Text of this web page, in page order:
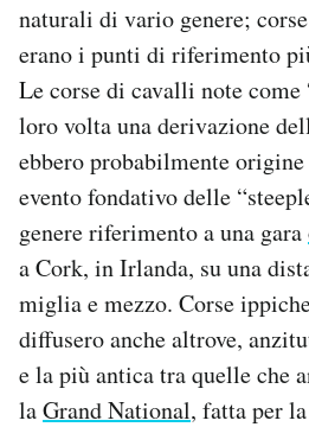
naturali di vario genere;
erano i punti di riferimento
Le corse di cavalli note come
loro volta una derivazione
ebbero probabilmente
evento fondativo delle
genere riferimento a una gara
a Cork, in Irlanda, su una
miglia e mezzo. Corse
diffusero anche altrove,
e la più antica tra quelle che
laGrand National, fatta per